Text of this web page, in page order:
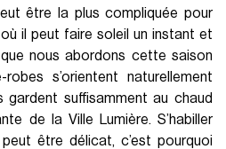
être la plus compliquée pour
où il peut faire soleil un instant et
nous abordons cette saison
s’orientent naturellement
suffisamment au chaud
de la Ville Lumière. S’habiller
être délicat, c’est pourquoi